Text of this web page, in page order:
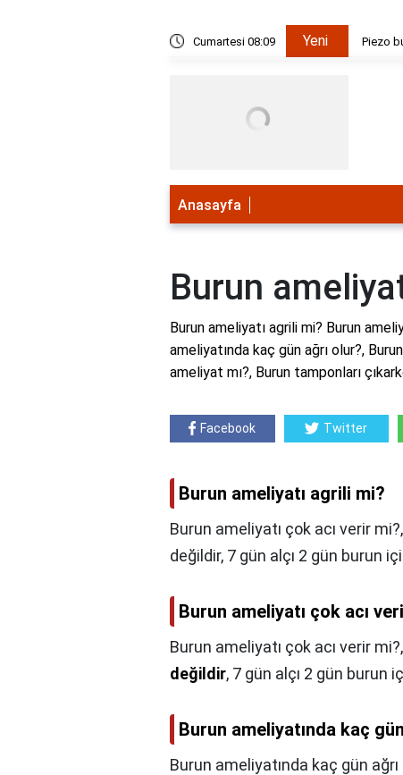
Cumartesi 08:09 Yeni Piezo
Anasayfa
Burun
Burun ameliyatı agrili mi? Burun
ameliyatında kaç gün ağrı olur?,
ameliyat mı?, Burun tamponları
Facebook Twitter
Burun ameliyatı agrili mi?
Burun ameliyatı çok acı verir
değildir, 7 gün alçı 2 gün burun
Burun ameliyatı çok acı
Burun ameliyatı çok acı verir mi?,
değildir, 7 gün alçı 2 gün burun
Burun ameliyatında kaç
Burun ameliyatında kaç gün ağrı